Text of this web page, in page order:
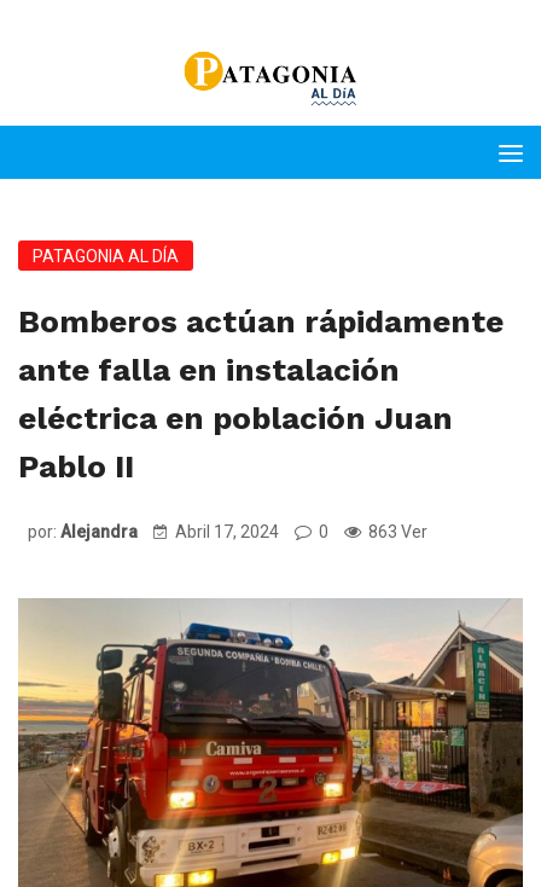
PATAGONIA AL DÍA
Bomberos actúan rápidamente
ante falla en instalación
eléctrica en población Juan
Pablo II
por: Alejandra Abril 17, 2024 0 863 Ver